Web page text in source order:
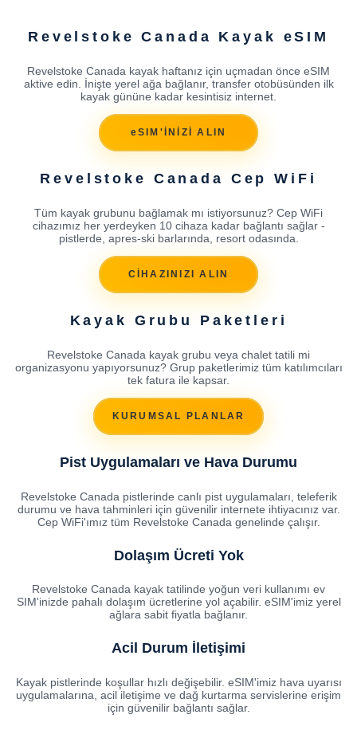
Revelstoke Canada Kayak eSIM
Revelstoke Canada kayak haftanız için uçmadan önce eSIM
aktive edin. İnişte yerel ağa bağlanır, transfer otobüsünden ilk
kayak gününe kadar kesintisiz internet.
eSIM'İNİZİ ALIN
Revelstoke Canada Cep WiFi
Tüm kayak grubunu bağlamak mı istiyorsunuz? Cep WiFi
cihazımız her yerdeyken 10 cihaza kadar bağlantı sağlar -
pistlerde, apres-ski barlarında, resort odasında.
CİHAZINIZI ALIN
Kayak Grubu Paketleri
Revelstoke Canada kayak grubu veya chalet tatili mi
organizasyonu yapıyorsunuz? Grup paketlerimiz tüm katılımcıları
tek fatura ile kapsar.
KURUMSAL PLANLAR
Pist Uygulamaları ve Hava Durumu
Revelstoke Canada pistlerinde canlı pist uygulamaları, teleferik
durumu ve hava tahminleri için güvenilir internete ihtiyacınız var.
Cep WiFi'ımız tüm Revelstoke Canada genelinde çalışır.
Dolaşım Ücreti Yok
Revelstoke Canada kayak tatilinde yoğun veri kullanımı ev
SIM'inizde pahalı dolaşım ücretlerine yol açabilir. eSIM'imiz yerel
ağlara sabit fiyatla bağlanır.
Acil Durum İletişimi
Kayak pistlerinde koşullar hızlı değişebilir. eSIM'imiz hava uyarısı
uygulamalarına, acil iletişime ve dağ kurtarma servislerine erişim
için güvenilir bağlantı sağlar.